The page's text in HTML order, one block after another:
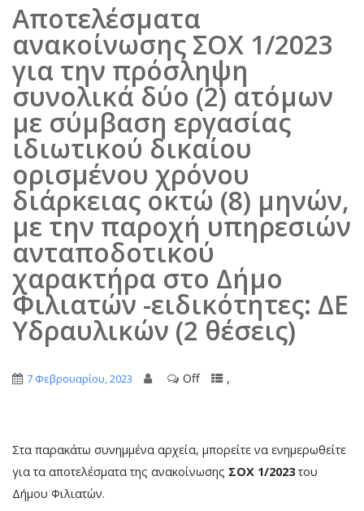
Αποτελέσματα
ανακοίνωσης ΣΟΧ 1/2023
για την πρόσληψη
συνολικά δύο (2) ατόμων
με σύμβαση εργασίας
ιδιωτικού δικαίου
ορισμένου χρόνου
διάρκειας οκτώ (8) μηνών,
με την παροχή υπηρεσιών
ανταποδοτικού
χαρακτήρα στο Δήμο
Φιλιατών -ειδικότητες: ΔΕ
Υδραυλικών (2 θέσεις)
7 Φεβρουαρίου, 2023 Off ,
Στα παρακάτω συνημμένα αρχεία, μπορείτε να ενημερωθείτε
για τα αποτελέσματα της ανακοίνωσης ΣΟΧ 1/2023του
Δήμου Φιλιατών.